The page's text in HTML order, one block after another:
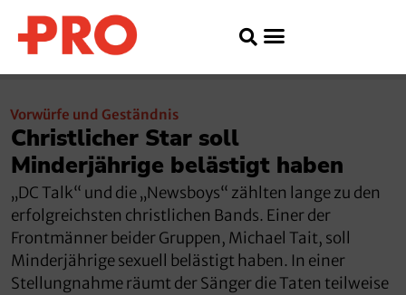
Vorwürfe und Geständnis
Christlicher Star soll
Minderjährige belästigt haben
„DC Talk“ und die „Newsboys“ zählten lange zu den
erfolgreichsten christlichen Bands. Einer der
Frontmänner beider Gruppen, Michael Tait, soll
Minderjährige sexuell belästigt haben. In einer
Stellungnahme räumt der Sänger die Taten teilweise